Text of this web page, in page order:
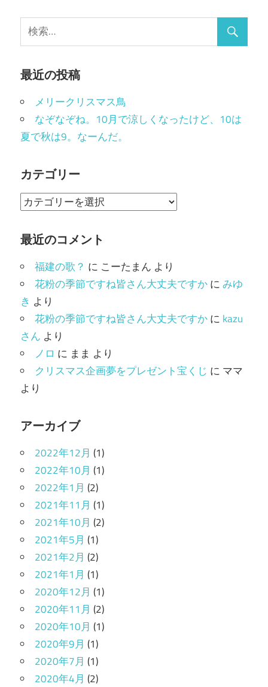
最近の投稿
メリークリスマス鳥
なぞなぞね。10月で涼しくなったけど、10は
夏で秋は9。なーんだ。
カテゴリー
カ
ゴ
ー
最近のコメント
福建の歌？ に こーたまん より
花粉の季節ですね皆さん大丈夫ですかにみゆ
き より
花粉の季節ですね皆さん大丈夫ですかに kazu
さん より
ノロ に まま より
クリスマス企画夢をプレゼント宝くじ に ママ
より
アーカイブ
2022年12月 (1)
2022年10月 (1)
2022年1月 (2)
2021年11月 (1)
2021年10月 (2)
2021年5月 (1)
2021年2月 (2)
2021年1月 (1)
2020年12月 (1)
2020年11月 (2)
2020年10月 (1)
2020年9月 (1)
2020年7月 (1)
2020年4月 (2)